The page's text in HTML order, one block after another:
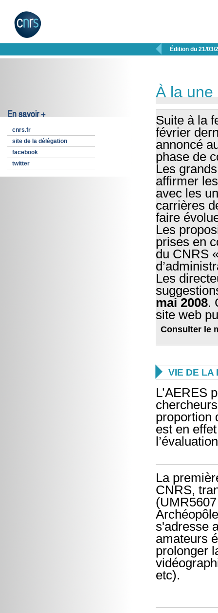
 Édition du 21/03/
En savoir +
cnrs.fr
site de la délégation
facebook
twitter
À la une
Suite à la
février
annoncé
phase de
Les
affirmer
avec les
carrières
faire
Les
prises en
du CNRS
Les
mai 2008.
site web
Consulter le
 VIE DE LA
L’AERES
proportion
est en
La
CNRS,
s'adresse
amateurs
prolonger
etc).